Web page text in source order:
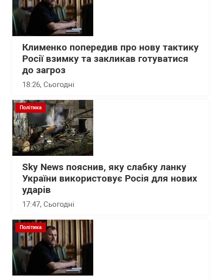
Клименко попередив про нову тактику
Росії взимку та закликав готуватися
до загроз
18:26, Сьогодні
Політика
Sky News пояснив, яку слабку ланку
України використовує Росія для нових
ударів
17:47, Сьогодні
Політика